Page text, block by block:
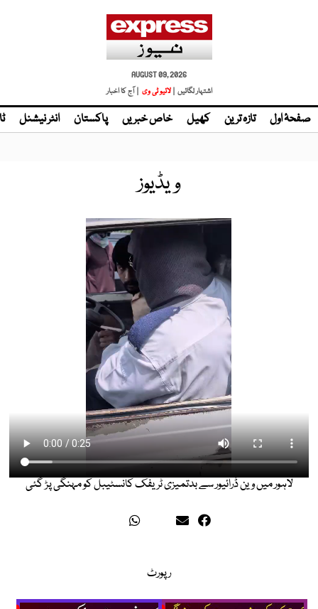
AUGUST 09, 2026
اشتہار لگائیں | لائیو ٹی وی | آج کا اخبار
صفحۂ اول تازہ ترین کھیل خاص خبریں پاکستان انٹر نیشنل
ویڈیوز
لاہور میں وین ڈرائیور سے بدتمیزی ٹریفک کانسٹیبل کو مہنگی پڑ گئی
رپورٹ